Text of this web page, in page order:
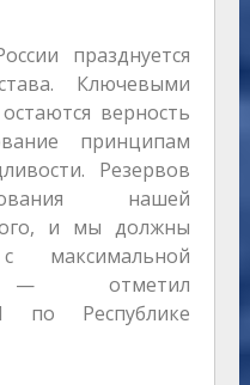
празднуется
Ключевыми
верность
принципам
Резервов
нашей
и мы должны
максимальной
— отметил
по Республике